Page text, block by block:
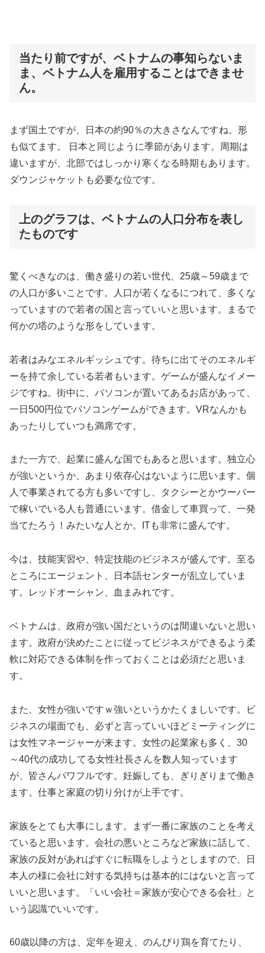
当たり前ですが、ベトナムの事知らないま
ま、ベトナム人を雇用することはできませ
ん。
まず国土ですが、日本の約90％の大きさなんですね。形
も似てます。 日本と同じように季節があります。周期は
違いますが、北部ではしっかり寒くなる時期もあります。
ダウンジャケットも必要な位です。
上のグラフは、ベトナムの人口分布を表し
たものです
驚くべきなのは、働き盛りの若い世代、25歳～59歳まで
の人口が多いことです。人口が若くなるにつれて、多くな
っていますので若者の国と言っていいと思います。まるで
何かの塔のような形をしています。
若者はみなエネルギッシュです。待ちに出てそのエネルギ
ーを持て余している若者もいます。ゲームが盛んなイメー
ジですね。街中に、パソコンが置いてあるお店があって、
一日500円位でパソコンゲームができます。VRなんかも
あったりしていつも満席です。
また一方で、起業に盛んな国でもあると思います。独立心
が強いというか、あまり依存心はないように思います。個
人で事業されてる方も多いですし、タクシーとかウーバー
で稼いでいる人も普通にいます。借金して車買って、一発
当てたろう！みたいな人とか。ITも非常に盛んです。
今は、技能実習や、特定技能のビジネスが盛んです。至る
ところにエージェント、日本語センターが乱立していま
す。レッドオーシャン、血まみれです。
ベトナムは、政府が強い国だというのは間違いないと思い
ます。政府が決めたことに従ってビジネスができるよう柔
軟に対応できる体制を作っておくことは必須だと思いま
す。
また、女性が強いですｗ強いというかたくましいです。ビ
ジネスの場面でも、必ずと言っていいほどミーティングに
は女性マネージャーが来ます。女性の起業家も多く、30
～40代の成功してる女性社長さんを数人知っています
が、皆さんパワフルです。妊娠しても、ぎりぎりまで働き
ます。仕事と家庭の切り分けが上手です。
家族をとても大事にします。まず一番に家族のことを考え
ていると思います。会社の悪いところなど家族に話して、
家族の反対があればすぐに転職をしようとしますので、日
本人の様に会社に対する気持ちは基本的にはないと言って
いいと思います。「いい会社＝家族が安心できる会社」と
いう認識でいいです。
60歳以降の方は、定年を迎え、のんびり鶏を育てたり、